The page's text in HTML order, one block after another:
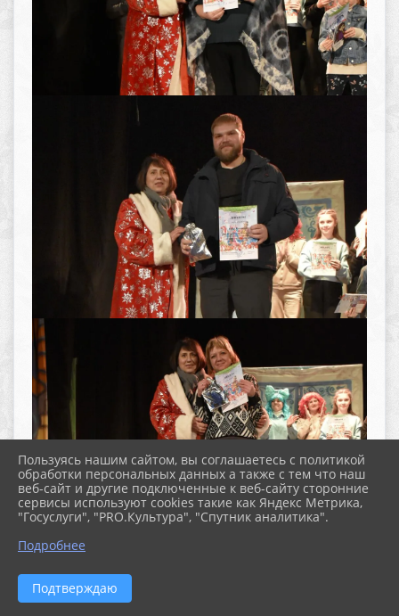
Пользуясь нашим сайтом, вы соглашаетесь с политикой
обработки персональных данных а также с тем что наш
веб-сайт и другие подключенные к веб-сайту сторонние
сервисы используют cookies такие как Яндекс Метрика,
"Госуслуги", "PRO.Культура", "Спутник аналитика".
Подробнее
Подтверждаю